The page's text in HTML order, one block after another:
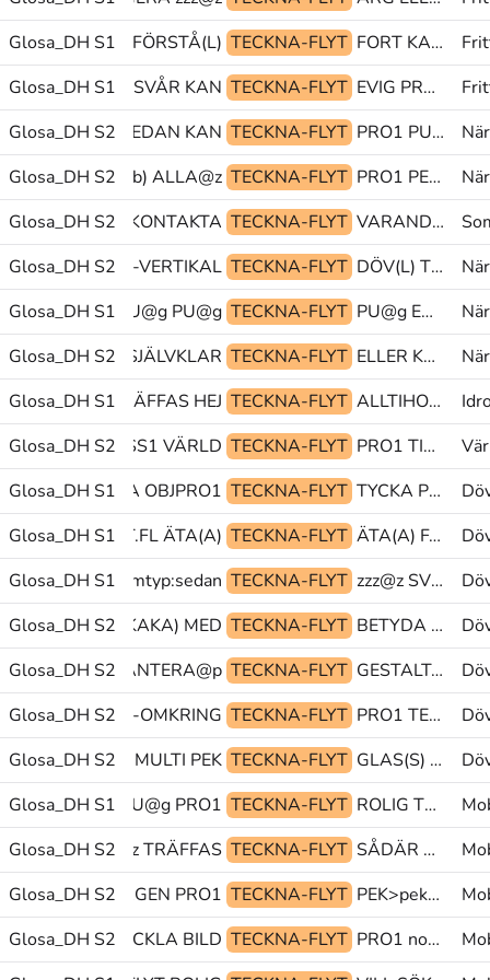
Glosa_DH S1
PEK KAN FÖRSTÅ(L) TECKNA-FLYT FORT KAN FÖRSTÅ(L)
Glosa_DH S1FILM SVÅR KAN TECKNA-FLYT EVIG PRO1 OMÖJLIG
Glosa_DH S2PRO1 REDAN KAN TECKNA-FLYT PRO1 PU@g glosa@&
Glosa_DH S2
KOMMA-DIT(Lb) ALLA@z TECKNA-FLYT PRO1 PEK OLIK
Glosa_DH S2
TVÅ TECKNA KONTAKTA TECKNA-FLYT VARANDRA FÄRDIG UT@b
Glosa_DH S2
TID-FRAM-VERTIKAL TECKNA-FLYT DÖV(L) TID-FRAM-VERTIKAL IDAG
Glosa_DH S1PRO1 PU@g PU@g TECKNA-FLYT PU@g ENTUSIASTISK MYCKET
Glosa_DH S2 SJÄLVKLAR TECKNA-FLYT ELLER KOMMUNICERA SEDAN(L)
Glosa_DH S1MEN TRÄFFAS HEJ TECKNA-FLYT ALLTIHOP BERÄTTA POSS
Glosa_DH S2POSS1 VÄRLD TECKNA-FLYT PRO1 TITTA-PÅ-OMKRING STÅ
Glosa_DH S1
PEK TOLKA OBJPRO1 TECKNA-FLYT TYCKA PEK HÄRLIG
Glosa_DH S1RUNT.FL ÄTA(A) TECKNA-FLYT ÄTA(A) FÄRDIG PRO1
Glosa_DH S1PRO1 mtyp:sedan TECKNA-FLYT zzz@z SVERIGE@en PUSSA>hand
Glosa_DH S2SKAKA) MED TECKNA-FLYT BETYDA OM@b SAMTIDIG
Glosa_DH S2
GREPP(S)+HANTERA@p TECKNA-FLYT GESTALTA@ka MYCKET KROPP
Glosa_DH S2GÅ(N)-OMKRING TECKNA-FLYT PRO1 TEATER JA@b
Glosa_DH S2
COWBOY W.MULTI PEK TECKNA-FLYT GLAS(S) BORD GREPP(G>Jt)+HANTERA@p
Glosa_DH S1
OJ@b@uppr PU@g PRO1 TECKNA-FLYT ROLIG TECKNA-FLYT VILL
Glosa_DH S2FRAM@z TRÄFFAS TECKNA-FLYT SÅDÄR MOT SKRIVA-TANGENTBORD
Glosa_DH S2
PRO1 UPPTAGEN PRO1 TECKNA-FLYT PEK>pekf koppla-ihop@& pek@&
Glosa_DH S2UTVECKLA BILD TECKNA-FLYT PRO1 nokia@& ERICSSON@en